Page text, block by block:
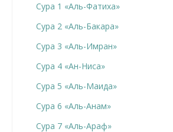
Сура 1 «Аль-Фатиха»
Сура 2 «Аль-Бакара»
Сура 3 «Аль-Имран»
Сура 4 «Ан-Ниса»
Сура 5 «Аль-Маида»
Сура 6 «Аль-Анам»
Сура 7 «Аль-Араф»